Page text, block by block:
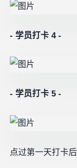
- 学员打卡 4 -
- 学员打卡 5 -
点过第一天打卡后